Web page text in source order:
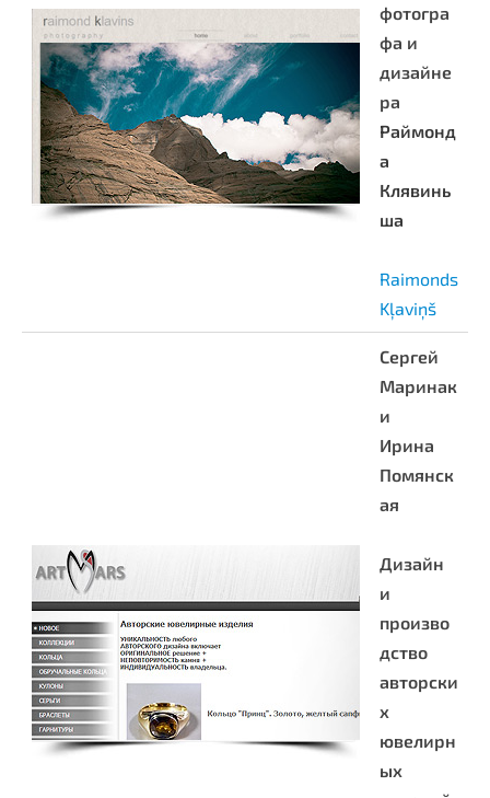
фотогра
фа и
дизайне
ра
Раймонд
а
Клявинь
ша
Raimonds
Kļaviņš
Сергей
Маринак
и
Ирина
Помянск
ая
Дизайн
и
произво
дство
авторски
х
ювелирн
ых